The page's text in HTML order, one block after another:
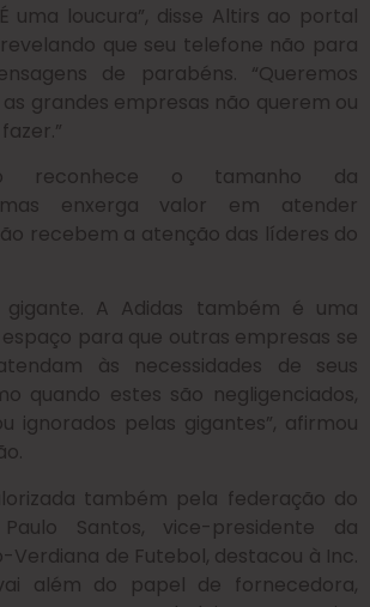
uma loucura”, disse Altirs ao portal
revelando que seu telefone não para
de parabéns. “Queremos
grandes empresas não querem ou
reconhece o tamanho da
enxerga valor em atender
recebem a atenção das líderes do
A Adidas também é uma
para que outras empresas se
às necessidades de seus
quando estes são negligenciados,
ignorados pelas gigantes”, afirmou
também pela federação do
Santos, vice-presidente da
Verdiana de Futebol, destacou à Inc.
além do papel de fornecedora,